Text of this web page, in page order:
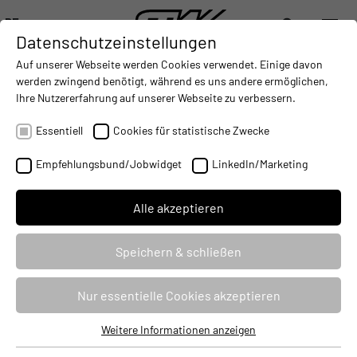
DE
DEUTSCH (DE)
ENGLISH (EN)
中文 (ZH)
DIGITALISIERUNG - CONNECTING THE WORLD OF MOBILE MACHINES
AUTOMATISIERUNG - IMPROVING MOBILE MACHINES
INTEGRATION
Formula Student – ein
Wettbewerb für die
Ingenieure von morgen
Datenschutzeinstellungen
Auf unserer Webseite werden Cookies verwendet. Einige davon
werden zwingend benötigt, während es uns andere ermöglichen,
Ihre Nutzererfahrung auf unserer Webseite zu verbessern.
Essentiell Cookies für statistische Zwecke
Empfehlungsbund/Jobwidget LinkedIn/Marketing
Alle akzeptieren
Speichern & schließen
Nur essentielle Cookies akzeptieren
Weitere Informationen anzeigen